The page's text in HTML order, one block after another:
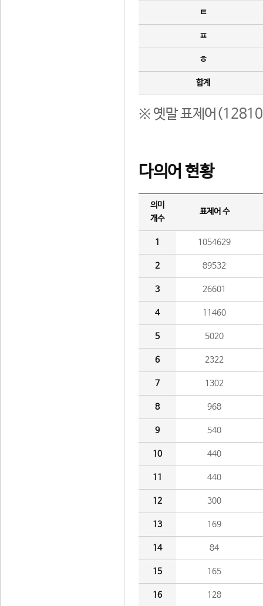
ㅌ
ㅍ
ㅎ
합계
※ 옛말 표제어(12810
다의어 현황
의미
개수
표제어 수
1 1054629
2 89532
3 26601
4 11460
5 5020
6 2322
7 1302
8 968
9 540
10 440
11 440
12 300
13 169
14 84
15 165
16 128